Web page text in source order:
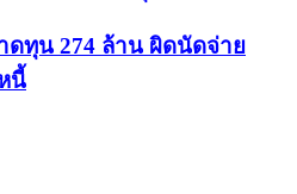
ดทุน 274 ล้าน ผิดนัดจ่าย
นี้